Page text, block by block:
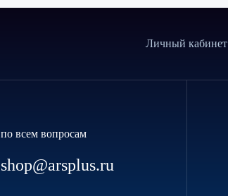
Личный кабинет
по всем вопросам
shop@arsplus.ru